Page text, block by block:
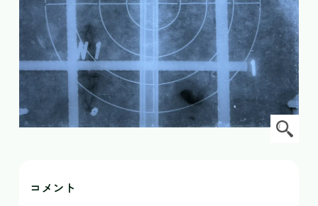
コメント